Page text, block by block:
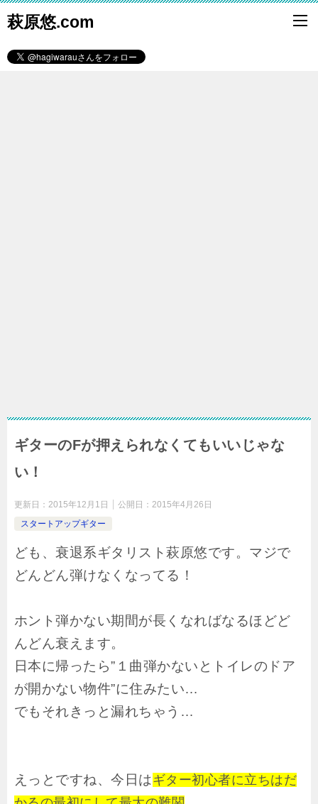
萩原悠.com
ギターのFが押えられなくてもいいじゃな
い！
更新日： 2015年12月1日 公開日： 2015年4月26日
スタートアップギター
ども、衰退系ギタリスト萩原悠です。マジで
どんどん弾けなくなってる！
ホント弾かない期間が長くなればなるほどど
んどん衰えます。
日本に帰ったら”１曲弾かないとトイレのドア
が開かない物件”に住みたい…
でもそれきっと漏れちゃう…
えっとですね、今日はギター初心者に立ちはだ